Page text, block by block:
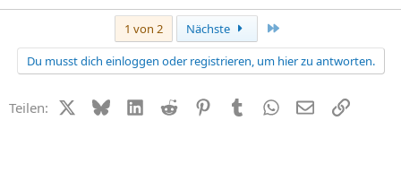
1 von 2 Nächste
Du musst dich einloggen oder registrieren, um hier zu antworten.
Teilen: X (Twitter)
BlueskyLinkedIn
Reddit PinterestTumblr WhatsApp
E-MailLink